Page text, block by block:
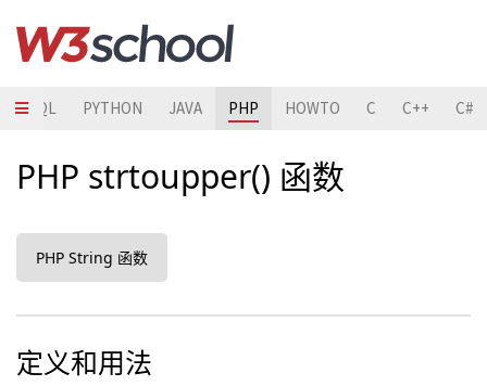
SQL PYTHON JAVA PHP HOWTO C C++ C#
PHP strtoupper() 函数
PHP String 函数
定义和用法